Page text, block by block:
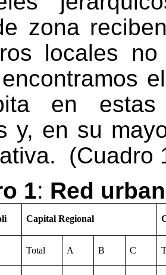
zona
locales
en
y, en su
(Cuadro
1: Red
Capital Regional
Total A B C